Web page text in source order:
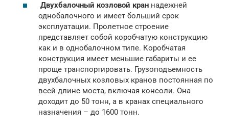
Двухбалочный козловой кран надежней
однобалочного и имеет больший срок
эксплуатации. Пролетное строение
представляет собой коробчатую конструкцию
как и в однобалочном типе. Коробчатая
конструкция имеет меньшие габариты и ее
проще транспортировать. Грузоподъемность
двухбалочных козловых кранов постоянная по
всей длине моста, включая консоли. Она
доходит до 50 тонн, а в кранах специального
назначения – до 1600 тонн.